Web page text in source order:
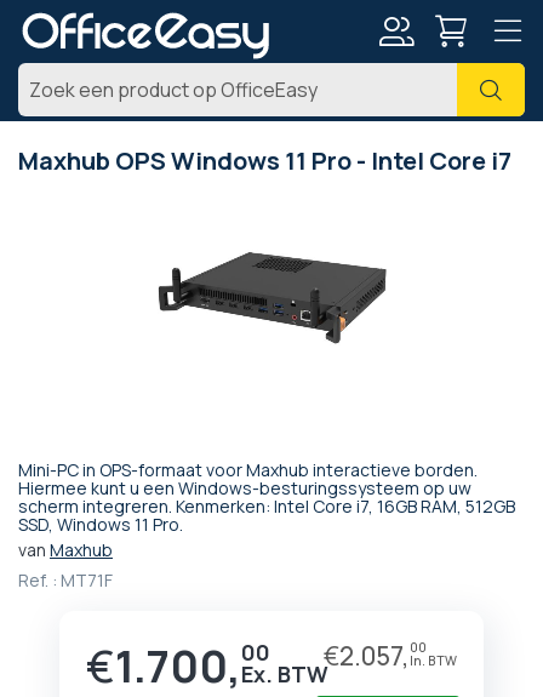
Zoek
Maxhub OPS Windows 11 Pro - Intel Core i7
Mini-PC in OPS-formaat voor Maxhub interactieve borden.
Hiermee kunt u een Windows-besturingssysteem op uw
scherm integreren. Kenmerken: Intel Core i7, 16GB RAM, 512GB
SSD, Windows 11 Pro.
van Maxhub
Ref. : MT71F
€1.700, 00 €2.057, 00
Ga
naar
het
begin
van